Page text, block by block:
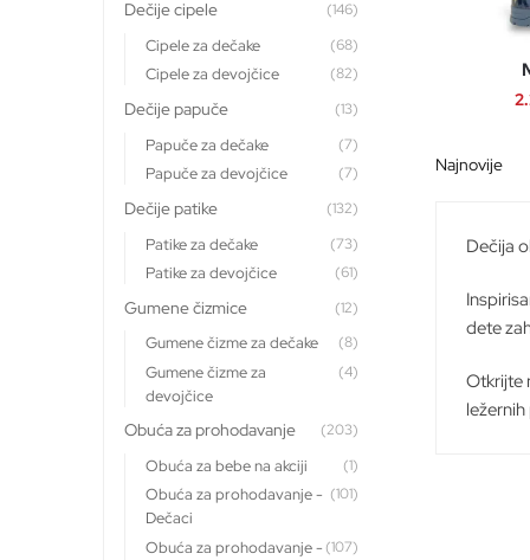
Dečija
dete
Otkrijte
Dečije cipele (146)
Cipele za dečake (68)
Cipele za devojčice (82)
Dečije papuče (13)
Papuče za dečake (7)
Papuče za devojčice (7)
Dečije patike (132)
Patike za dečake (73)
Patike za devojčice (61)
Gumene čizmice (12)
Gumene čizme za dečake (8)
Gumene čizme za
devojčice
(4)
Obuća za prohodavanje (203)
Obuća za bebe na akciji (1)
Obuća za prohodavanje -
Dečaci
(101)
Obuća za prohodavanje - (107)